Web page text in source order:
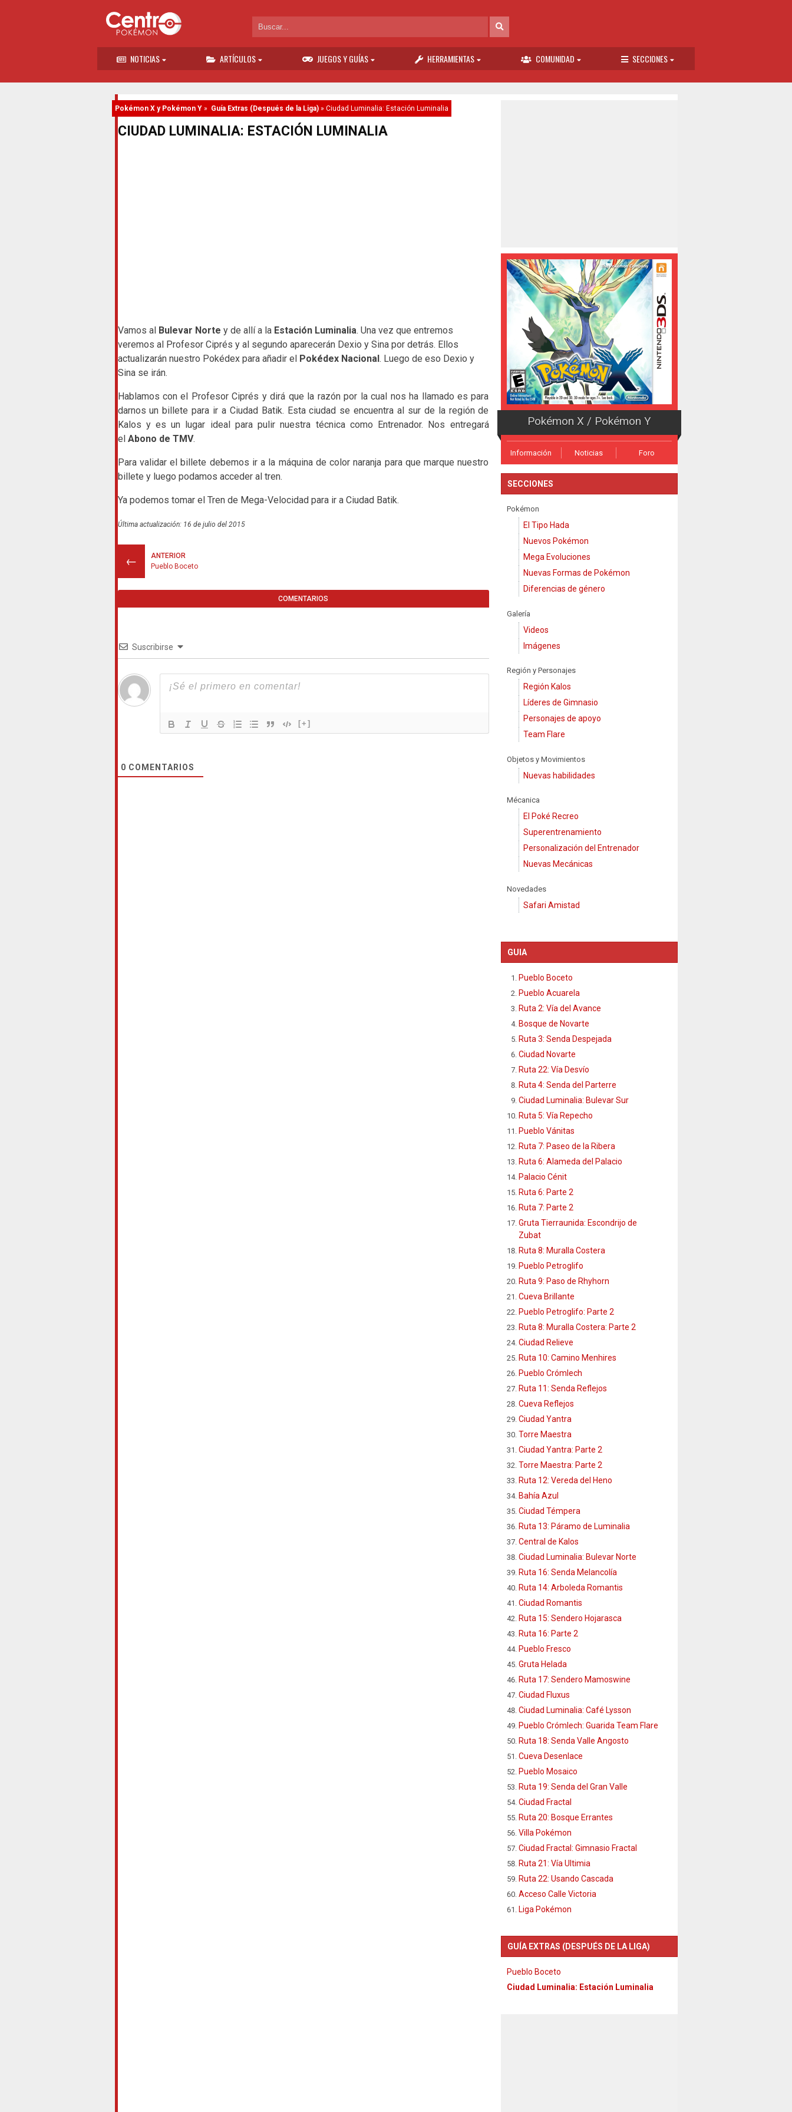
NOTICIAS ARTÍCULOS JUEGOS Y GUÍAS HERRAMIENTAS COMUNIDAD SECCIONES
Pokémon X y Pokémon Y» Guía Extras (Después de la Liga)» Ciudad Luminalia: Estación Luminalia
CIUDAD LUMINALIA: ESTACIÓN LUMINALIA
Vamos al Bulevar Norte y de allí a la Estación Luminalia. Una vez que entremos
veremos al Profesor Ciprés y al segundo aparecerán Dexio y Sina por detrás. Ellos
actualizarán nuestro Pokédex para añadir el Pokédex Nacional. Luego de eso Dexio y
Sina se irán.
Hablamos con el Profesor Ciprés y dirá que la razón por la cual nos ha llamado es para
darnos un billete para ir a Ciudad Batik. Esta ciudad se encuentra al sur de la región de
Kalos y es un lugar ideal para pulir nuestra técnica como Entrenador. Nos entregará
el Abono de TMV.
Para validar el billete debemos ir a la máquina de color naranja para que marque nuestro
billete y luego podamos acceder al tren.
Ya podemos tomar el Tren de Mega-Velocidad para ir a Ciudad Batik.
Última actualización: 16 de julio del 2015
←
ANTERIOR
Pueblo Boceto
COMENTARIOS
Suscribirse
[+]
0 COMENTARIOS
Pokémon X / Pokémon Y
Información Noticias Foro
SECCIONES
Pokémon
El Tipo Hada
Nuevos Pokémon
Mega Evoluciones
Nuevas Formas de Pokémon
Diferencias de género
Galería
Videos
Imágenes
Región y Personajes
Región Kalos
Líderes de Gimnasio
Personajes de apoyo
Team Flare
Objetos y Movimientos
Nuevas habilidades
Mécanica
El Poké Recreo
Superentrenamiento
Personalización del Entrenador
Nuevas Mecánicas
Novedades
Safari Amistad
GUIA
Pueblo Boceto
Pueblo Acuarela
Ruta 2: Vía del Avance
Bosque de Novarte
Ruta 3: Senda Despejada
Ciudad Novarte
Ruta 22: Vía Desvío
Ruta 4: Senda del Parterre
Ciudad Luminalia: Bulevar Sur
Ruta 5: Vía Repecho
Pueblo Vánitas
Ruta 7: Paseo de la Ribera
Ruta 6: Alameda del Palacio
Palacio Cénit
Ruta 6: Parte 2
Ruta 7: Parte 2
Gruta Tierraunida: Escondrijo de
Zubat
Ruta 8: Muralla Costera
Pueblo Petroglifo
Ruta 9: Paso de Rhyhorn
Cueva Brillante
Pueblo Petroglifo: Parte 2
Ruta 8: Muralla Costera: Parte 2
Ciudad Relieve
Ruta 10: Camino Menhires
Pueblo Crómlech
Ruta 11: Senda Reflejos
Cueva Reflejos
Ciudad Yantra
Torre Maestra
Ciudad Yantra: Parte 2
Torre Maestra: Parte 2
Ruta 12: Vereda del Heno
Bahía Azul
Ciudad Témpera
Ruta 13: Páramo de Luminalia
Central de Kalos
Ciudad Luminalia: Bulevar Norte
Ruta 16: Senda Melancolía
Ruta 14: Arboleda Romantis
Ciudad Romantis
Ruta 15: Sendero Hojarasca
Ruta 16: Parte 2
Pueblo Fresco
Gruta Helada
Ruta 17: Sendero Mamoswine
Ciudad Fluxus
Ciudad Luminalia: Café Lysson
Pueblo Crómlech: Guarida Team Flare
Ruta 18: Senda Valle Angosto
Cueva Desenlace
Pueblo Mosaico
Ruta 19: Senda del Gran Valle
Ciudad Fractal
Ruta 20: Bosque Errantes
Villa Pokémon
Ciudad Fractal: Gimnasio Fractal
Ruta 21: Vía Ultimia
Ruta 22: Usando Cascada
Acceso Calle Victoria
Liga Pokémon
GUÍA EXTRAS (DESPUÉS DE LA LIGA)
Pueblo Boceto
Ciudad Luminalia: Estación Luminalia